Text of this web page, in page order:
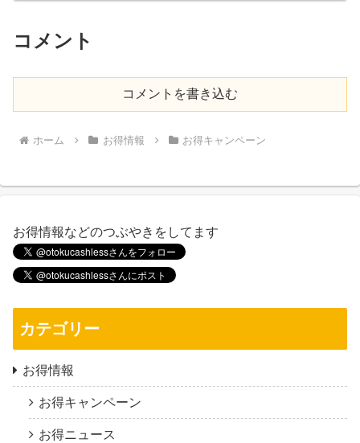
コメント
コメントを書き込む
ホーム お得情報 お得キャンペーン
お得情報などのつぶやきをしてます
カテゴリー
お得情報
お得キャンペーン
お得ニュース